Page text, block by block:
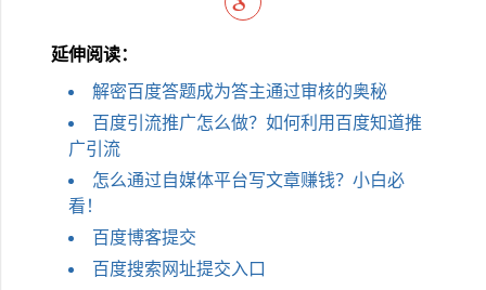
延伸阅读：
解密百度答题成为答主通过审核的奥秘
百度引流推广怎么做？如何利用百度知道推
广引流
怎么通过自媒体平台写文章赚钱？小白必
看！
百度博客提交
百度搜索网址提交入口